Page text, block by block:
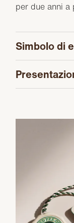
per due anni a
Simbolo di